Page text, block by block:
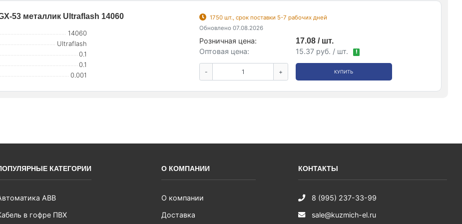
53 металлик Ultraflash 14060
14060
Ultraflash
0.1
0.1
0.001
1750 шт., срок поставки 5-7 рабочих дней
Обновлено 07.08.2026
Розничная цена:
17.08 / шт.
Оптовая цена:
15.37 руб. / шт. !
- + КУПИТЬ
КАТЕГОРИИ
ABB
в гофре ПВХ
О КОМПАНИИ
О компании
Доставка
КОНТАКТЫ
8 (995) 237-33-99
sale@kuzmich-el.ru